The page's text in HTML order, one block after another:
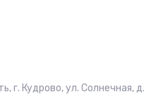
г. Кудрово, ул. Солнечная, д.